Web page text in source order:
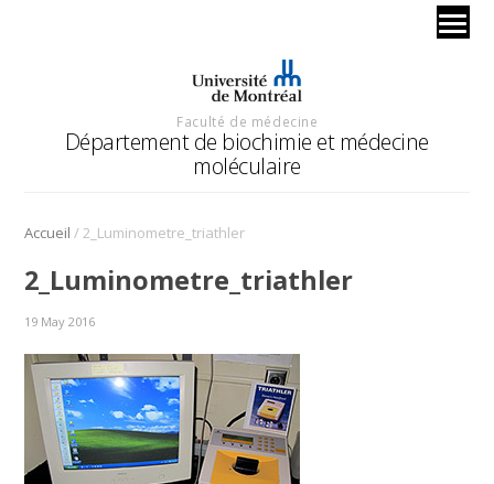
Faculté de médecine
Département de biochimie et médecine
moléculaire
Accueil /2_Luminometre_triathler
2_Luminometre_triathler
19 May 2016